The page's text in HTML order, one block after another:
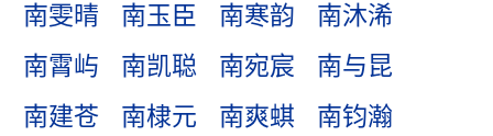
南雯晴
南玉臣 南寒韵
南沐浠
南霄屿
南凯聪 南宛宸
南与昆
南建苍
南棣元 南爽蜞
南钧瀚